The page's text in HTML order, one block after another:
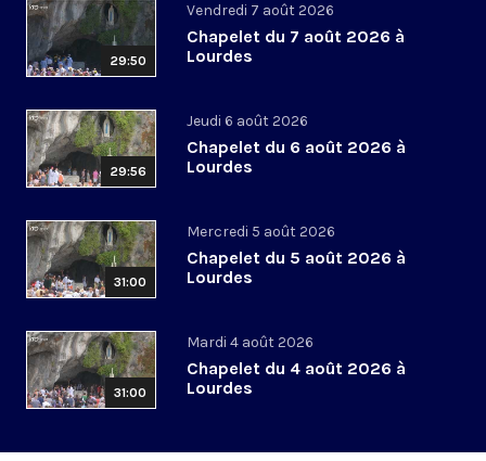
29:50
Vendredi 7 août 2026
Chapelet du 7 août 2026 à
Lourdes
29:56
Jeudi 6 août 2026
Chapelet du 6 août 2026 à
Lourdes
31:00
Mercredi 5 août 2026
Chapelet du 5 août 2026 à
Lourdes
31:00
Mardi 4 août 2026
Chapelet du 4 août 2026 à
Lourdes